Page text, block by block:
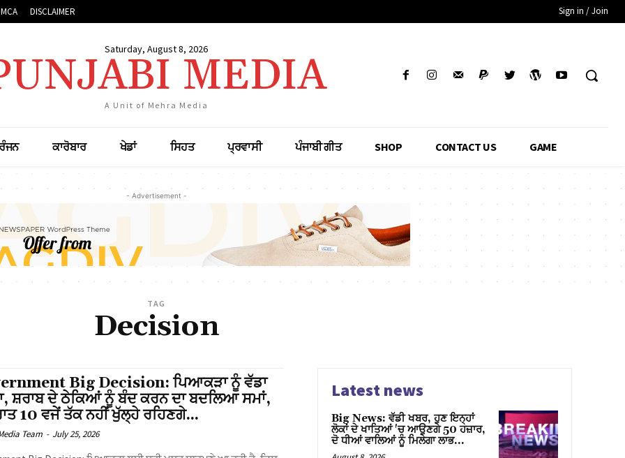
DISCLAIMER Sign in / Join
Saturday, August 8, 2026
MEDIA
A Unit of Mehra Media
ਕਾਰੋਬਾਰ ਖੇਡਾਂ ਸਿਹਤ ਪ੍ਰਵਾਸੀ ਪੰਜਾਬੀ ਗੀਤ SHOP CONTACT US GAME
- Advertisement -
TAG
Decision
Big Decision: ਪਿਆਕੜਾ ਨੂੰ ਵੱਡਾ
ਸ਼ਰਾਬ ਦੇ ਠੇਕਿਆਂ ਨੂੰ ਬੰਦ ਕਰਨ ਦਾ ਬਦਲਿਆ ਸਮਾਂ,
10 ਵਜੇਂ ਤੱਕ ਨਹੀਂ ਖੁੱਲ੍ਹੇ ਰਹਿਣਗੇ...
Team - July 25, 2026
Latest news
Big News: ਵੱਡੀ ਖਬਰ, ਹੁਣ ਇਨ੍ਹਾਂ
ਲੋਕਾਂ ਦੇ ਖਾਤਿਆਂ 'ਚ ਆਉਣਗੇ 50 ਹਜ਼ਾਰ,
ਦੋ ਧੀਆਂ ਵਾਲਿਆਂ ਨੂੰ ਮਿਲੇਗਾ ਲਾਭ…